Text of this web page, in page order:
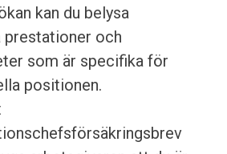
kan du belysa
prestationer och
som är specifika för
positionen.